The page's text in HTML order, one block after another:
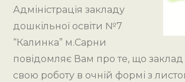
Адміністрація закладу
дошкільної освіти №7
“Калинка” м.Сарни
повідомляє Вам про те, що
свою роботу в очній формі з